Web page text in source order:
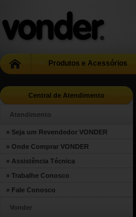
Produtos e Acessórios
Central de Atendimento
Atendimento
» Seja um Revendedor VONDER
» Onde Comprar VONDER
» Assistência Técnica
» Trabalhe Conosco
» Fale Conosco
Vonder